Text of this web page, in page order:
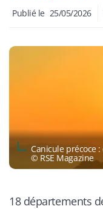
Publié le 25/05/2026
Canicule précoce
© RSE Magazine
18 départements